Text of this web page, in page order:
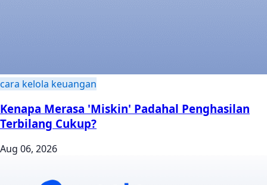
cara kelola keuangan
Kenapa Merasa 'Miskin' Padahal Penghasilan
Terbilang Cukup?
Aug 06, 2026